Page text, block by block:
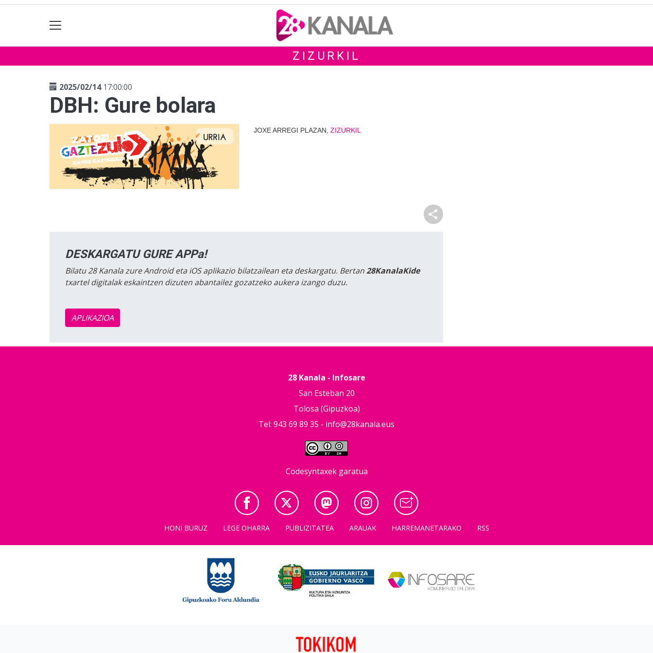
ZIZURKIL
2025/02/1417:00:00
DBH: Gure bolara
JOXE ARREGI PLAZAN, ZIZURKIL
DESKARGATU GURE APPa!
Bilatu 28 Kanala zure Android eta iOS aplikazio bilatzailean eta deskargatu. Bertan28KanalaKide
txartel digitalak eskaintzen dizuten abantailez gozatzeko aukera izango duzu.
APLIKAZIOA
28 Kanala - Infosare
San Esteban 20
Tolosa (Gipuzkoa)
Tel: 943 69 89 35 - info@28kanala.eus
Codesyntaxek garatua
HONI BURUZ LEGE OHARRA PUBLIZITATEA ARAUAK HARREMANETARAKO RSS